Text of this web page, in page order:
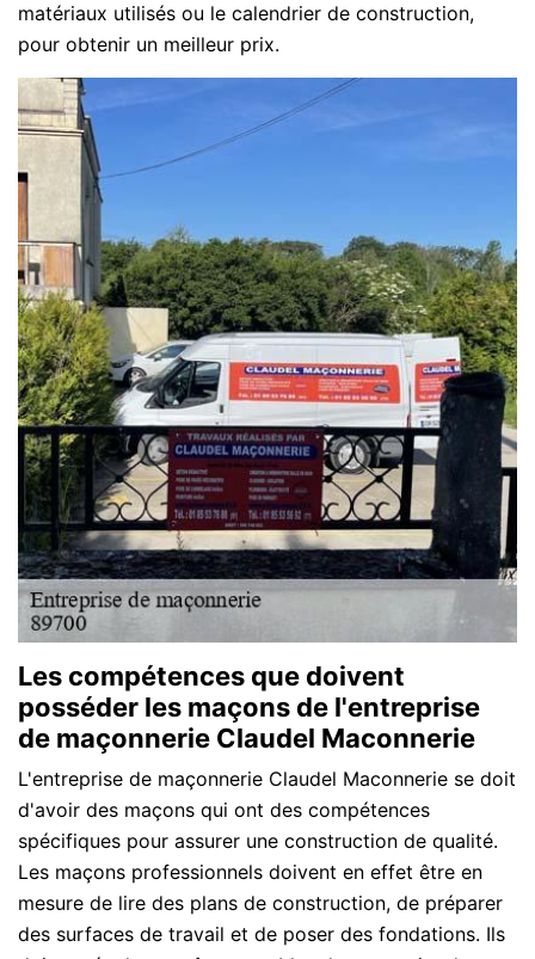
matériaux utilisés ou le calendrier de construction,
pour obtenir un meilleur prix.
Les compétences que doivent
posséder les maçons de l'entreprise
de maçonnerie Claudel Maconnerie
L'entreprise de maçonnerie Claudel Maconnerie se doit
d'avoir des maçons qui ont des compétences
spécifiques pour assurer une construction de qualité.
Les maçons professionnels doivent en effet être en
mesure de lire des plans de construction, de préparer
des surfaces de travail et de poser des fondations. Ils